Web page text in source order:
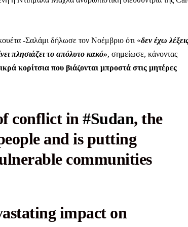
-Σαλάμι δήλωσε τον Νοέμβριο ότι «δεν έχω
πλησιάζει το απόλυτο κακό», σημείωσε, κάνοντας
κορίτσια που βιάζονται μπροστά στις μητέρες
conflict in#Sudan, the
and is putting
communities
impact on